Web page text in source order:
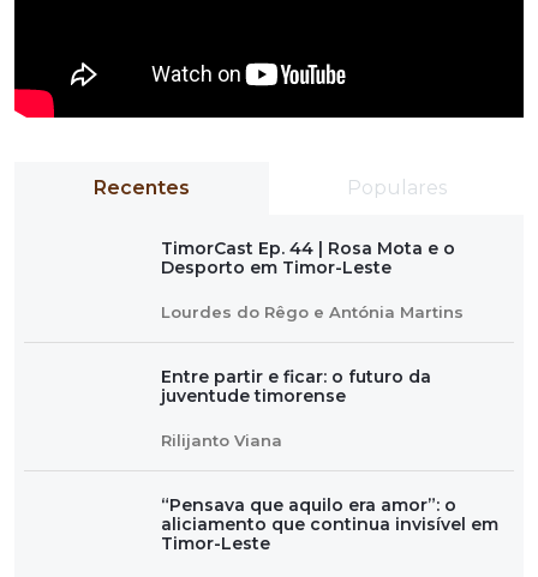
Recentes Populares
TimorCast Ep. 44 | Rosa Mota e o
Desporto em Timor-Leste
Lourdes do Rêgo e Antónia Martins
Entre partir e ficar: o futuro da
juventude timorense
Rilijanto Viana
“Pensava que aquilo era amor”: o
aliciamento que continua invisível em
Timor-Leste